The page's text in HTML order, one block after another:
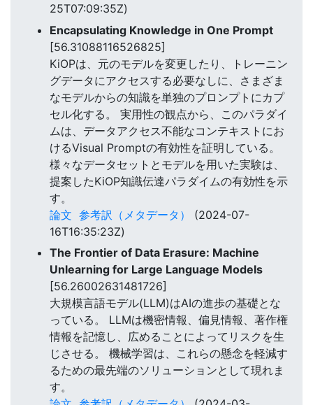
25T07:09:35Z)
Encapsulating Knowledge in One Prompt
[56.31088116526825]
KiOPは、元のモデルを変更したり、トレーニン
グデータにアクセスする必要なしに、さまざま
なモデルからの知識を単独のプロンプトにカプ
セル化する。 実用性の観点から、このパラダイ
ムは、データアクセス不能なコンテキストにお
けるVisual Promptの有効性を証明している。
様々なデータセットとモデルを用いた実験は、
提案したKiOP知識伝達パラダイムの有効性を示
す。
論文 参考訳（メタデータ）
(2024-07-
16T16:35:23Z)
The Frontier of Data Erasure: Machine
Unlearning for Large Language Models
[56.26002631481726]
大規模言語モデル(LLM)はAIの進歩の基礎とな
っている。 LLMは機密情報、偏見情報、著作権
情報を記憶し、広めることによってリスクを生
じさせる。 機械学習は、これらの懸念を軽減す
るための最先端のソリューションとして現れま
す。